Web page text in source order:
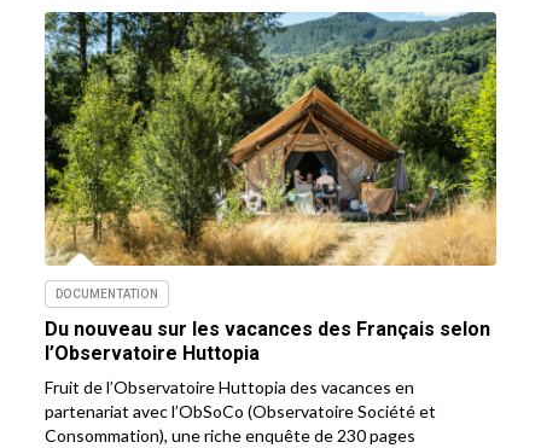
DOCUMENTATION
Du nouveau sur les vacances des Français selon
l’Observatoire Huttopia
Fruit de l’Observatoire Huttopia des vacances en
partenariat avec l’ObSoCo (Observatoire Société et
Consommation), une riche enquête de 230 pages